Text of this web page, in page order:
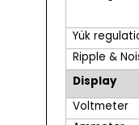
Yük
Ripple &
Display
Voltmeter